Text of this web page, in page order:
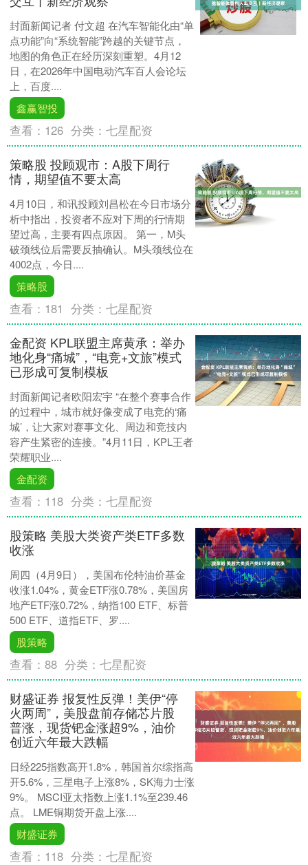
封面新闻记者 付文超 在汽车智能化由“单
点功能”向“系统智能”跨越的关键节点，
地图的角色正在经历深刻重塑。4月12
日，在2026年中国电动汽车百人会论坛
上，百度....
鑫赢智投
查看： 126 分类：七星配资
策略股 投顾观市：A股下周行
情，期望值不要太高
4月10日，和讯投顾刘昌松在今日市场分
析中指出，投资者不应对下周的行情期
望过高，主要有四点原因。 第一，M头
破颈线位后需要反抽确认。M头颈线位在
4002点，今日....
策略股
查看： 181 分类：七星配资
金配资 KPL联盟主席黄承：举办
地化身“痛城”，“电竞+文旅”模式
已形成可复制模板
封面新闻记者欧阳宏宇 “在整个赛事合作
的过程中，城市就好像变成了电竞的‘痛
城’，让大家对赛事文化、周边和竞技内
容产生紧密的连接。”4月11日，KPL王者
荣耀职业....
金配资
查看： 118 分类：七星配资
股策略 美股大类资产类ETF多数
收涨
周四（4月9日），美国布伦特油价基金
收涨1.04%，黄金ETF涨0.78%，美国房
地产ETF涨0.72%，纳指100 ETF、标普
500 ETF、道指ETF、罗....
股策略
查看：88 分类：七星配资
财盛证券 报复性反弹！美伊“停
火两周”，美股盘前存储芯片股
普涨，现货钯金涨超9%，油价
创近六年最大跌幅
日经225指数高开1.8%，韩国首尔综指高
开5.6%，三星电子上涨8%，SK海力士涨
9%。 MSCI亚太指数上涨1.1%至239.46
点。 LME铜期货开盘上涨....
财盛证券
查看： 118 分类：七星配资